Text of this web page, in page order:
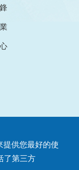
供您最好的使
了第三方